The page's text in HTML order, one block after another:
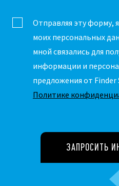
Отправляя эту форму,
моих персональных
мной связались для
информации и
предложения от Finder
Политике
ЗАПРОСИТЬ